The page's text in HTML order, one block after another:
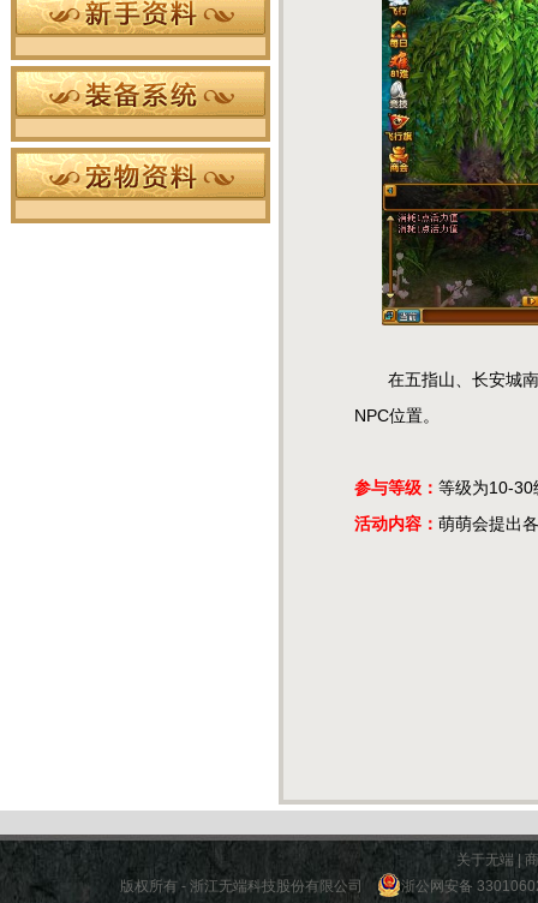
在五指山、长安城南
NPC位置。
参与等级：等级为10-30
活动内容：萌萌会提出
关于无端 |
版权所有 - 浙江无端科技股份有限公司
浙公网安备